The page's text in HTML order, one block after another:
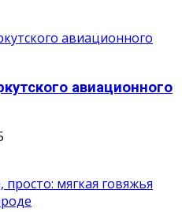
авиационного